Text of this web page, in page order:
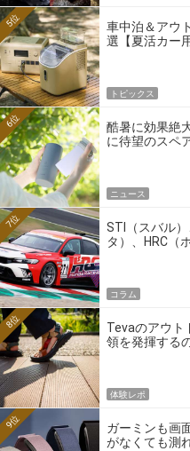
車中泊＆アウ
選【夏活カー
5位
トピックス
酷暑に効果絶
に待望のスペ
6位
ニュース
STI（スバル）
タ）、HRC（
7位
コラム
Tevaのアウト
領を発揮する
8位
体験レポ
ガーミンも画
がなくても測
9位